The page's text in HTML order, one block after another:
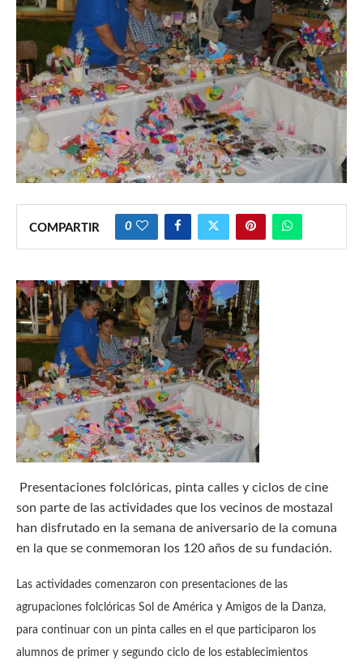
COMPARTIR 0
Presentaciones folclóricas, pinta calles y ciclos de cine
son parte de las actividades que los vecinos de mostazal
han disfrutado en la semana de aniversario de la comuna
en la que se conmemoran los 120 años de su fundación.
Las actividades comenzaron con presentaciones de las
agrupaciones folclóricas Sol de América y Amigos de la Danza,
para continuar con un pinta calles en el que participaron los
alumnos de primer y segundo ciclo de los establecimientos